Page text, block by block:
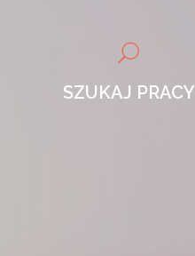
SZUKAJ PRACY